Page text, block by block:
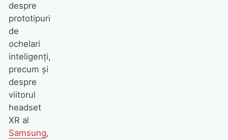
despre
prototipuri
de
ochelari
inteligenți,
precum și
despre
viitorul
headset
XR al
Samsung,